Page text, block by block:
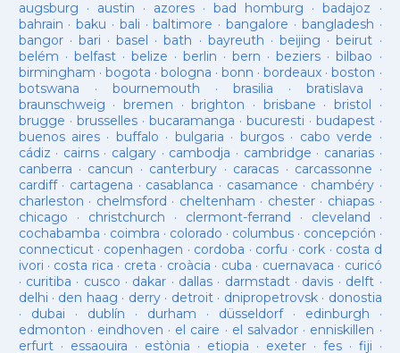
augsburg · austin · azores·bad homburg ·badajoz ·
bahrain ·baku · bali ·baltimore ·bangalore · bangladesh ·
bangor· bari ·basel ·bath · bayreuth ·beijing ·beirut ·
belém · belfast· belize · berlin ·bern ·beziers ·bilbao ·
birmingham · bogota · bologna ·bonn ·bordeaux ·boston ·
botswana · bournemouth ·brasilia ·bratislava ·
braunschweig · bremen ·brighton · brisbane · bristol ·
brugge · brusselles· bucaramanga · bucuresti · budapest·
buenos aires· buffalo · bulgaria · burgos· cabo verde ·
cádiz · cairns· calgary · cambodja · cambridge · canarias·
canberra · cancun · canterbury · caracas · carcassonne ·
cardiff· cartagena · casablanca · casamance · chambéry·
charleston · chelmsford · cheltenham · chester· chiapas ·
chicago · christchurch · clermont-ferrand · cleveland ·
cochabamba · coimbra · colorado · columbus· concepción ·
connecticut· copenhagen · cordoba · corfu · cork · costa d
ivori · costa rica · creta · croàcia · cuba · cuernavaca · curicó
· curitiba · cusco · dakar · dallas · darmstadt· davis · delft ·
delhi · den haag · derry· detroit· dnipropetrovsk· donostia
· dubai · dublín · durham · düsseldorf· edinburgh ·
edmonton · eindhoven · el caire · el salvador · enniskillen ·
erfurt· essaouira · estònia · etiopia · exeter· fes· fiji ·